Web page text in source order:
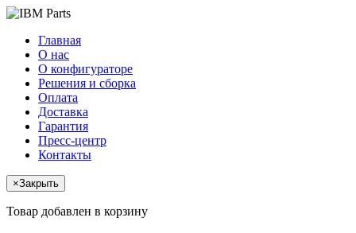
Главная
О нас
О конфигураторе
Решения и сборка
Оплата
Доставка
Гарантия
Пресс-центр
Контакты
×Закрыть
Товар добавлен в корзину